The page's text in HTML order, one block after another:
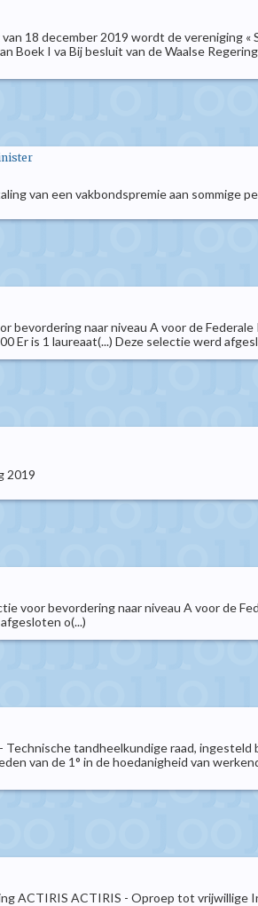
18 december 2019 wordt de vereniging
Boek I va Bij besluit van de Waalse
van een vakbondspremie aan sommige
bevordering naar niveau A voor de
Er is 1 laureaat(...) Deze selectie werd
2019
voor bevordering naar niveau A voor de
o(...)
tandheelkundige raad,
van de 1° in de hoedanigheid van
ACTIRIS ACTIRIS - Oproep tot